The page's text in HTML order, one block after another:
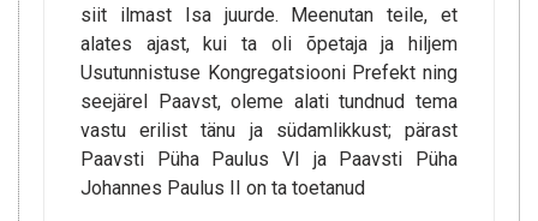
siit ilmast Isa juurde. Meenutan teile, et
alates ajast, kui ta oli õpetaja ja hiljem
Usutunnistuse Kongregatsiooni Prefekt ning
seejärel Paavst, oleme alati tundnud tema
vastu erilist tänu ja südamlikkust; pärast
Paavsti Püha Paulus VI ja Paavsti Püha
Johannes Paulus II on ta toetanud